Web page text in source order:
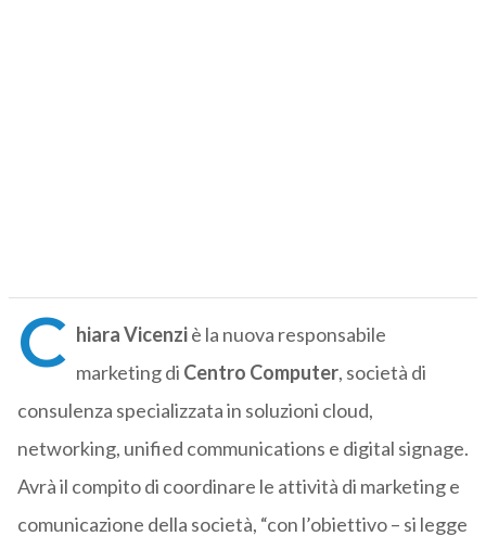
C hiara Vicenziè la nuova responsabile
marketing di Centro Computer, società di
consulenza specializzata in soluzioni cloud,
networking, unified communications e digital signage.
Avrà il compito di coordinare le attività di marketing e
comunicazione della società, “con l’obiettivo – si legge